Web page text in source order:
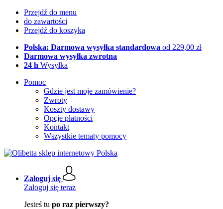
Przejdź do menu
do zawartości
Przejdź do koszyka
Polska: Darmowa wysyłka standardowa od 229,00 zł
Darmowa wysyłka zwrotna
24 h Wysyłka
Pomoc
Gdzie jest moje zamówienie?
Zwroty
Koszty dostawy
Opcje płatności
Kontakt
Wszystkie tematy pomocy
Zaloguj się
Zaloguj się teraz
Jesteś tu po raz pierwszy?